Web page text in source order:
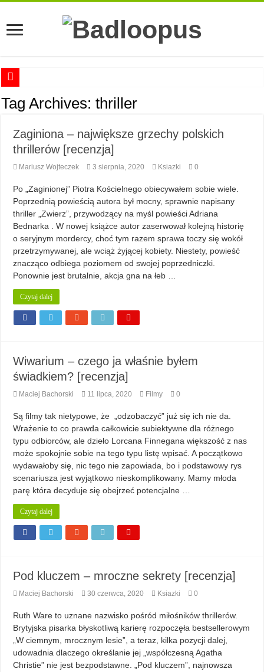
Anna Romaszkan – Praca w prosektorium nie pomaga oswoić się ze
Najlepsze mangi dla dorosłych
Najciekawsze zapowiedzi komiksowe na 2023 rok
Tag Archives:thriller
Zaginiona – największe grzechy polskich
thrillerów [recenzja]
Mariusz Wojteczek 3 sierpnia, 2020 Ksiazki 0
Po „Zaginionej” Piotra Kościelnego obiecywałem sobie wiele.
Poprzednią powieścią autora był mocny, sprawnie napisany
thriller „Zwierz”, przywodzący na myśl powieści Adriana
Bednarka . W nowej książce autor zaserwował kolejną historię
o seryjnym mordercy, choć tym razem sprawa toczy się wokół
przetrzymywanej, ale wciąż żyjącej kobiety. Niestety, powieść
znacząco odbiega poziomem od swojej poprzedniczki.
Ponownie jest brutalnie, akcja gna na łeb …
Czytaj dalej
Wiwarium – czego ja właśnie byłem
świadkiem? [recenzja]
Maciej Bachorski 11 lipca, 2020 Filmy 0
Są filmy tak nietypowe, że „odzobaczyć” już się ich nie da.
Wrażenie to co prawda całkowicie subiektywne dla różnego
typu odbiorców, ale dzieło Lorcana Finnegana większość z nas
może spokojnie sobie na tego typu listę wpisać. A początkowo
wydawałoby się, nic tego nie zapowiada, bo i podstawowy rys
scenariusza jest wyjątkowo nieskomplikowany. Mamy młoda
parę która decyduje się obejrzeć potencjalne …
Czytaj dalej
Pod kluczem – mroczne sekrety [recenzja]
Maciej Bachorski 30 czerwca, 2020 Ksiazki 0
Ruth Ware to uznane nazwisko pośród miłośników thrillerów.
Brytyjska pisarka błyskotliwą karierę rozpoczęła bestsellerowym
„W ciemnym, mrocznym lesie”, a teraz, kilka pozycji dalej,
udowadnia dlaczego określanie jej „współczesną Agatha
Christie” nie jest bezpodstawne. „Pod kluczem”, najnowsza